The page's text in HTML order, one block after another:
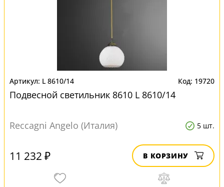
L 8610/14 19720
Подвесной светильник 8610 L 8610/14
Reccagni Angelo (Италия) 5 шт.
11 232 ₽ В КОРЗИНУ